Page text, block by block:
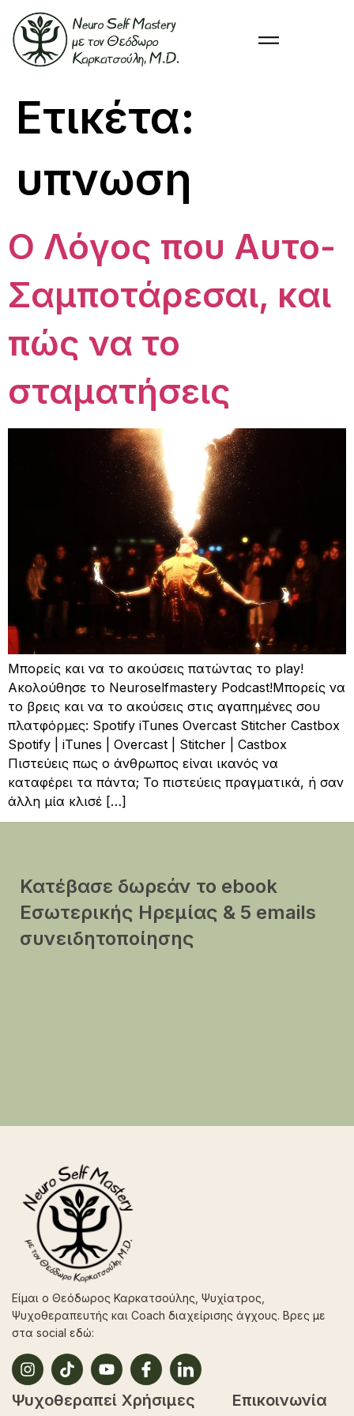
Ετικέτα:
υπνωση
Ο Λόγος που Αυτο-
Σαμποτάρεσαι, και
πώς να το
σταματήσεις
Μπορείς και να το ακούσεις πατώντας το play!
Ακολούθησε το Neuroselfmastery Podcast!Μπορείς να
το βρεις και να το ακούσεις στις αγαπημένες σου
πλατφόρμες: Spotify iTunes Overcast Stitcher Castbox
Spotify | iTunes | Overcast | Stitcher | Castbox
Πιστεύεις πως ο άνθρωπος είναι ικανός να
καταφέρει τα πάντα; Το πιστεύεις πραγματικά, ή σαν
άλλη μία κλισέ […]
Κατέβασε δωρεάν το ebook
Εσωτερικής Ηρεμίας & 5 emails
συνειδητοποίησης
Είμαι ο Θεόδωρος Καρκατσούλης, Ψυχίατρος,
Ψυχοθεραπευτής και Coach διαχείρισης άγχους. Βρες με
στα social εδώ:
Ψυχοθεραπεί Χρήσιμες
Επικοινωνία